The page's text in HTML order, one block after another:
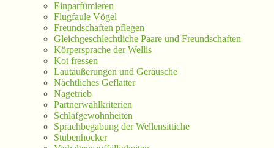
Einparfümieren
Flugfaule Vögel
Freundschaften pflegen
Gleichgeschlechtliche Paare und Freundschaften
Körpersprache der Wellis
Kot fressen
Lautäußerungen und Geräusche
Nächtliches Geflatter
Nagetrieb
Partnerwahlkriterien
Schlafgewohnheiten
Sprachbegabung der Wellensittiche
Stubenhocker